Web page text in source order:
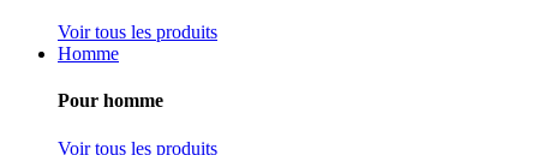
Voir tous les produits
Homme
Pour homme
Voir tous les produits